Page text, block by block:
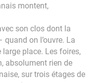
montent,
son clos dont la
on l’ouvre. La
large place. Les foires,
absolument rien de
sur trois étages de